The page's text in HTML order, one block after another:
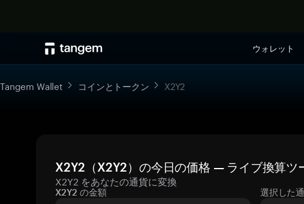
ウォレット
Tangem Wallet コインとトークン X2Y2
X2Y2（X2Y2）の今日の価格 — ライブ換算ツ
X2Y2 をあなたの通貨に変換
X2Y2 の金額 選択した